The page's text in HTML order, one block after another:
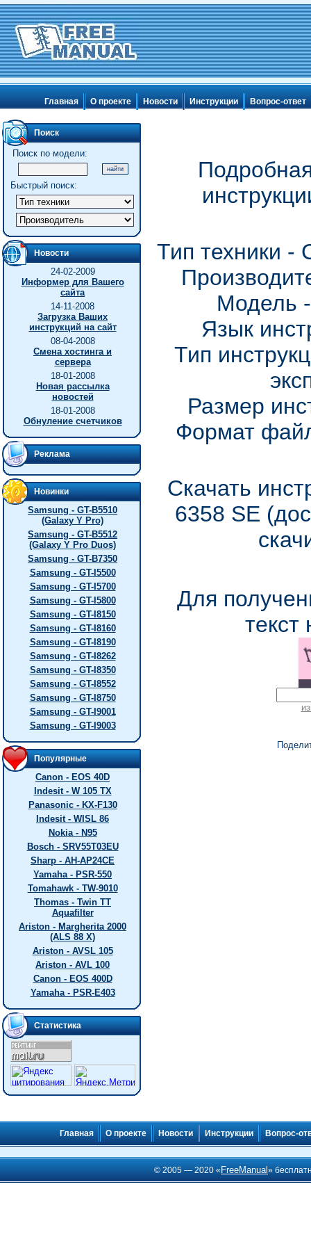
Главная О проекте Новости Инструкции Вопрос-ответ
Поиск
Поиск по модели:
Быстрый поиск:
Новости
24-02-2009
Информер для Вашего
сайта
14-11-2008
Загрузка Ваших
инструкций на сайт
08-04-2008
Смена хостинга и
сервера
18-01-2008
Новая рассылка
новостей
18-01-2008
Обнуление счетчиков
Реклама
Новинки
Samsung - GT-B5510
(Galaxy Y Pro)
Samsung - GT-B5512
(Galaxy Y Pro Duos)
Samsung - GT-B7350
Samsung - GT-I5500
Samsung - GT-I5700
Samsung - GT-I5800
Samsung - GT-I8150
Samsung - GT-I8160
Samsung - GT-I8190
Samsung - GT-I8262
Samsung - GT-I8350
Samsung - GT-I8552
Samsung - GT-I8750
Samsung - GT-I9001
Samsung - GT-I9003
Популярные
Canon - EOS 40D
Indesit - W 105 TX
Panasonic - KX-F130
Indesit - WISL 86
Nokia - N95
Bosch - SRV55T03EU
Sharp - AH-AP24CE
Yamaha - PSR-550
Tomahawk - TW-9010
Thomas - Twin TT
Aquafilter
Ariston - Margherita 2000
(ALS 88 X)
Ariston - AVSL 105
Ariston - AVL 100
Canon - EOS 400D
Yamaha - PSR-E403
Статистика
Тип техники
Модель
Язык
Тип
Размер
Формат
Скачать
6358 SE
Для
текст
Главная О проекте Новости Инструкции Вопрос-
© 2005 — 2020 « FreeManual»